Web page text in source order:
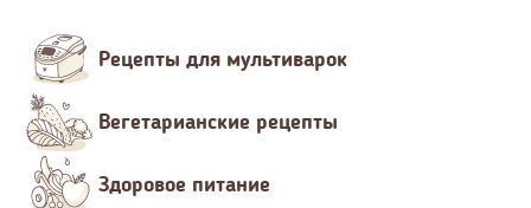
Рецепты для мультиварок
Вегетарианские рецепты
Здоровое питание